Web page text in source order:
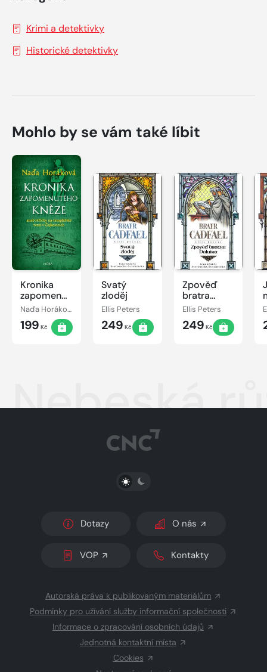
Krimi a detektivky
Historické detektivky
Mohlo by se vám také líbit
Kronika
zapomenutého
kněze
Naďa Horáková
199 Kč
Svatý
zloděj
Ellis Peters
249 Kč
Zpověď
bratra
Haluina
Ellis Peters
249 Kč
Nebeská
PŘEPNOUT SVĚTLÝ/TMAVÝ REŽIM
Dotazy O nás
VOP Kontakty
Autorská práva k publikovaným materiálům
Podmínky pro užívání služby informační společnosti
Informace o zpracování osobních údajů
Jednotná kontaktní místa
Cookies